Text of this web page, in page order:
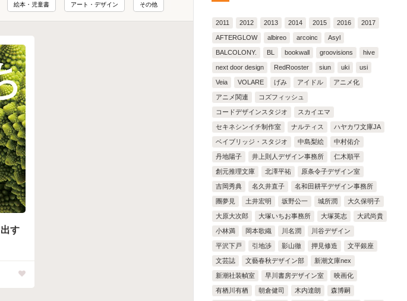
絵本・児童書 アート・デザイン その他
す
2011 2012 2013 2014 2015 2016 2017
AFTERGLOW albireo arcoinc Asyl
BALCOLONY. BL bookwall groovisions hive
next door design RedRooster siun uki usi
Veia VOLARE げみ アイドル アニメ化
アニメ関連 コズフィッシュ
コードデザインスタジオ スカイエマ
セキネシンイチ制作室 ナルティス ハヤカワ文庫JA
ベイブリッジ・スタジオ 中島梨絵 中村佑介
丹地陽子 井上則人デザイン事務所 仁木順平
創元推理文庫 北澤平祐 原条令子デザイン室
吉岡秀典 名久井直子 名和田耕平デザイン事務所
團夢見 土井宏明 坂野公一 城所潤 大久保明子
大原大次郎 大塚いちお事務所 大塚英志 大武尚貴
小林満 岡本歌織 川名潤 川谷デザイン
平沢下戸 引地渉 影山徹 押見修造 文平銀座
文芸誌 文藝春秋デザイン部 新潮文庫nex
新潮社装幀室 早川書房デザイン室 映画化
有栖川有栖 朝倉健司 木内達朗 森博嗣